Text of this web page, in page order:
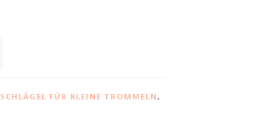
SCHLÄGEL FÜR KLEINE TROMMELN ,